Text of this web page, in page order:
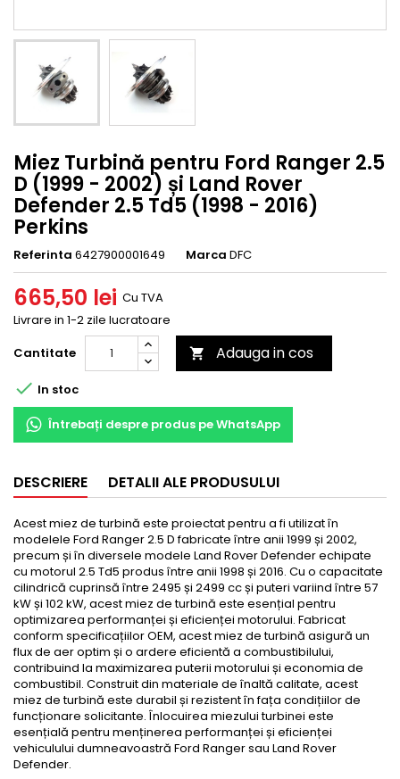
Miez Turbină pentru Ford Ranger 2.5
D (1999 - 2002) și Land Rover
Defender 2.5 Td5 (1998 - 2016)
Perkins
Referinta 6427900001649 Marca DFC
665,50 lei Cu TVA
Livrare in 1-2 zile lucratoare
Cantitate
 Adauga in cos
 In stoc
Întrebați despre produs pe WhatsApp
DESCRIERE DETALII ALE PRODUSULUI
Acest miez de turbină este proiectat pentru a fi utilizat în
modelele Ford Ranger 2.5 D fabricate între anii 1999 și 2002,
precum și în diversele modele Land Rover Defender echipate
cu motorul 2.5 Td5 produs între anii 1998 și 2016. Cu o capacitate
cilindrică cuprinsă între 2495 și 2499 cc și puteri variind între 57
kW și 102 kW, acest miez de turbină este esențial pentru
optimizarea performanței și eficienței motorului. Fabricat
conform specificațiilor OEM, acest miez de turbină asigură un
flux de aer optim și o ardere eficientă a combustibilului,
contribuind la maximizarea puterii motorului și economia de
combustibil. Construit din materiale de înaltă calitate, acest
miez de turbină este durabil și rezistent în fața condițiilor de
funcționare solicitante. Înlocuirea miezului turbinei este
esențială pentru menținerea performanței și eficienței
vehiculului dumneavoastră Ford Ranger sau Land Rover
Defender.